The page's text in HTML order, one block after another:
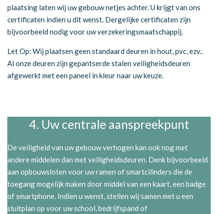
plaatsing laten wij uw gebouw netjes achter. U krijgt van ons
certificaten indien u dit wenst. Dergelijke certificaten zijn
bijvoorbeeld nodig voor uw verzekeringsmaatschappij.
Let Op: Wij plaatsen geen standaard deuren in hout, pvc, ezv..
Al onze deuren zijn gepantserde stalen veiligheidsdeuren
afgewerkt met een paneel in kleur naar uw keuze.
4. Uw centrale aanspreekpunt
De veiligheid van uw gebouw verhogen kan ook nog met
andere middelen dan met veiligheidsdeuren. Denk bijvoorbeeld
aan opbouwsloten voor uw ramen of smartcilinders die de
toegang mogelijk maken door middel van een kaart, een badge
of smartphone. Indien u wenst, stellen wij samen met u een
sluitplan op voor uw school, bedrijfspand of